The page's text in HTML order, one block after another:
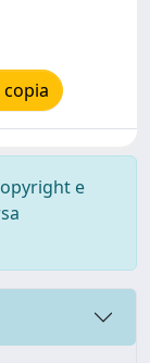
copia
e